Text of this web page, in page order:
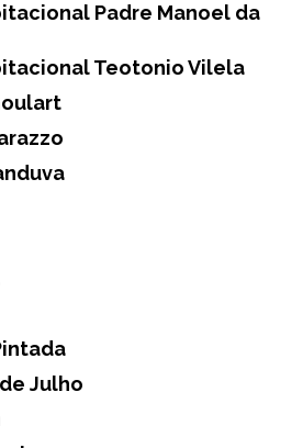
Teotonio Vilela
Julho